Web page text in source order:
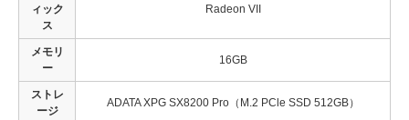
ィック
ス
Radeon VII
メモリ
ー
16GB
ストレ
ージ
ADATA XPG SX8200 Pro（M.2 PCle SSD 512GB）